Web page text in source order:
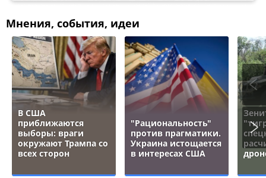
Мнения, события, идеи
В США
приближаются
выборы: враги
окружают Трампа со
всех сторон
"Рациональность"
против прагматики.
Украина истощается
в интересах США